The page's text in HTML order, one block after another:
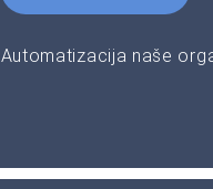
Automatizacija naše